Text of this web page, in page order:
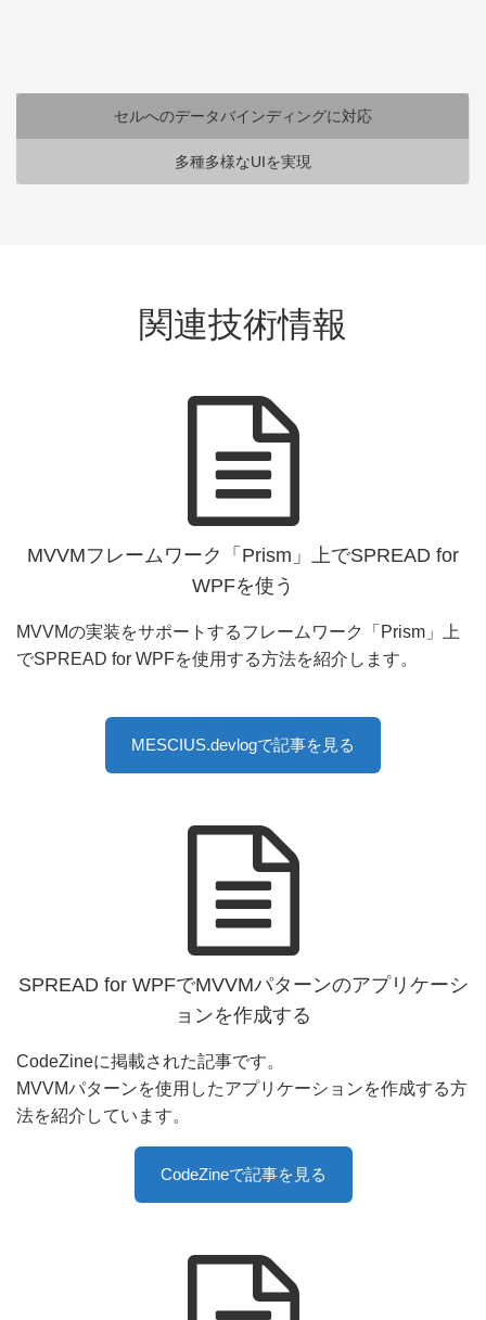
ングに対応
SPREADはSPREADコントロールだけでなく、
ビューとビューモデルを疎結合にすることで、ア
プリケーションの保守性を高める効果が期待でき
セルバインディングについて詳しく見る
SPREAD for WPFの製品情報を見る
セルへのデータバインディングに対応
多種多様なUIを実現
関連技術情報
MVVMフレームワーク「Prism」上でSPREAD for
WPFを使う
MVVMの実装をサポートするフレームワーク「Prism」上
でSPREAD for WPFを使用する方法を紹介します。
MESCIUS.devlogで記事を見る
SPREAD for WPFでMVVMパターンのアプリケーシ
ョンを作成する
CodeZineに掲載された記事です。
MVVMパターンを使用したアプリケーションを作成する方
法を紹介しています。
CodeZineで記事を見る